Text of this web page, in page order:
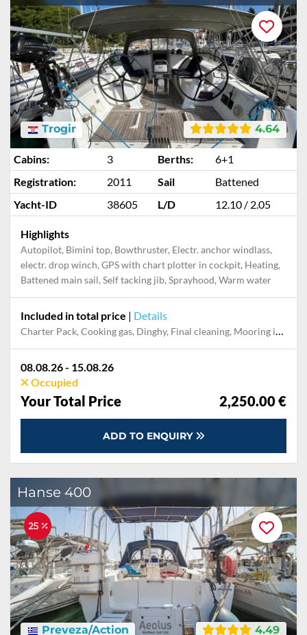
4.64
Trogir
Cabins: 3 Berths:
6+1
Registration:
2011 Sail
Battened
Yacht-ID
38605 L/D 12.10 / 2.05
Highlights
Autopilot, Bimini top, Bowthruster, Electr. anchor windlass,
electr. drop winch, GPS with chart plotter in cockpit, Heating,
Battened main sail, Self tacking jib, Sprayhood, Warm water
Included in total price | Details
Charter Pack, Cooking gas, Dinghy, Final cleaning, Mooring in home marina during the whole charter, Permit / Transitlog, Pillow, blanket, sheets, duvet cover, Towels
08.08.26 - 15.08.26
Occupied
Your Total Price 2,250.00 €
ADD TO ENQUIRY
Hanse 400
25 %
4.49
Preveza/Action